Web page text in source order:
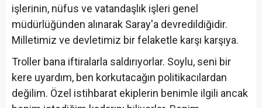
işlerinin, nüfus ve vatandaşlık işleri genel
müdürlüğünden alınarak Saray'a devredildiğidir.
Milletimiz ve devletimiz bir felaketle karşı karşıya.
Troller bana iftiralarla saldırıyorlar. Soylu, seni bir
kere uyardım, ben korkutacağın politikacılardan
değilim. Özel istihbarat ekiplerin benimle ilgili ancak